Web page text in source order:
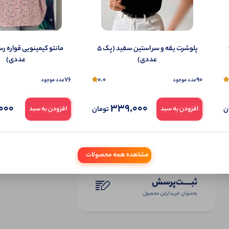
ثبـــــت‌پرسش
به‌عنوان ‌خریدار‌این‌ محصول
(پک 6
پلوشرت یقه و سر استین سفید (پک 5
عددی)
90عدد موجود 0.0
افزودن به سبد 339,000تومان
عددی)
76عدد موجود
افزودن به سبد
مشاهده همه محصولات